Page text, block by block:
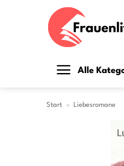
Alle
Start » Liebesromane